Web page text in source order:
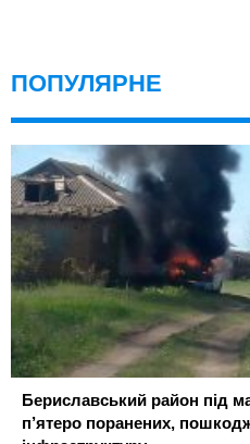
ПОПУЛЯРНЕ
Бериславський район під
п’ятеро поранених,